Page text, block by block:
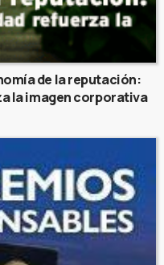
de la reputación:
la imagen corporativa